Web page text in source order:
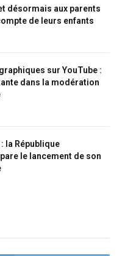
désormais aux parents
de leurs enfants
sur YouTube :
dans la modération
: la République
le lancement de son